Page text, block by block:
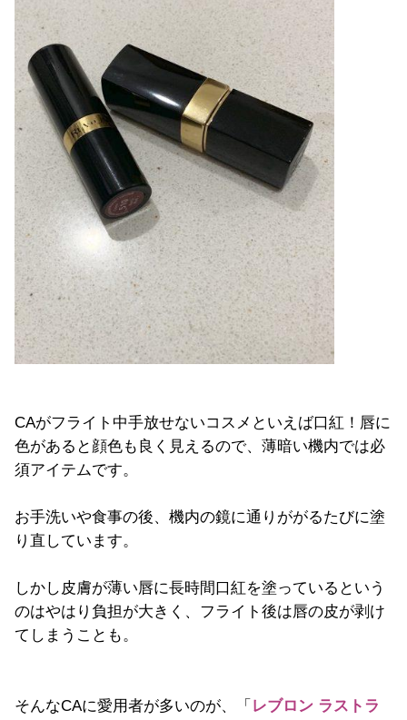
CAがフライト中手放せないコスメといえば口紅！唇に
色があると顔色も良く見えるので、薄暗い機内では必
須アイテムです。
お手洗いや食事の後、機内の鏡に通りががるたびに塗
り直しています。
しかし皮膚が薄い唇に長時間口紅を塗っているという
のはやはり負担が大きく、フライト後は唇の皮が剥け
てしまうことも。
そんなCAに愛用者が多いのが、「 レブロン ラストラ